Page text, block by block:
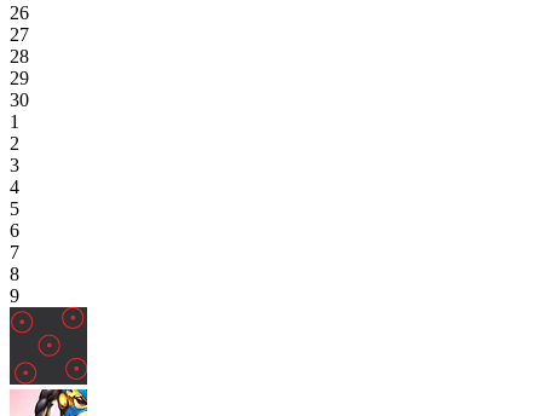
26
27
28
29
30
1
2
3
4
5
6
7
8
9